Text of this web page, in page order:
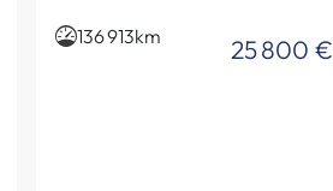
136 913km 25 800 €